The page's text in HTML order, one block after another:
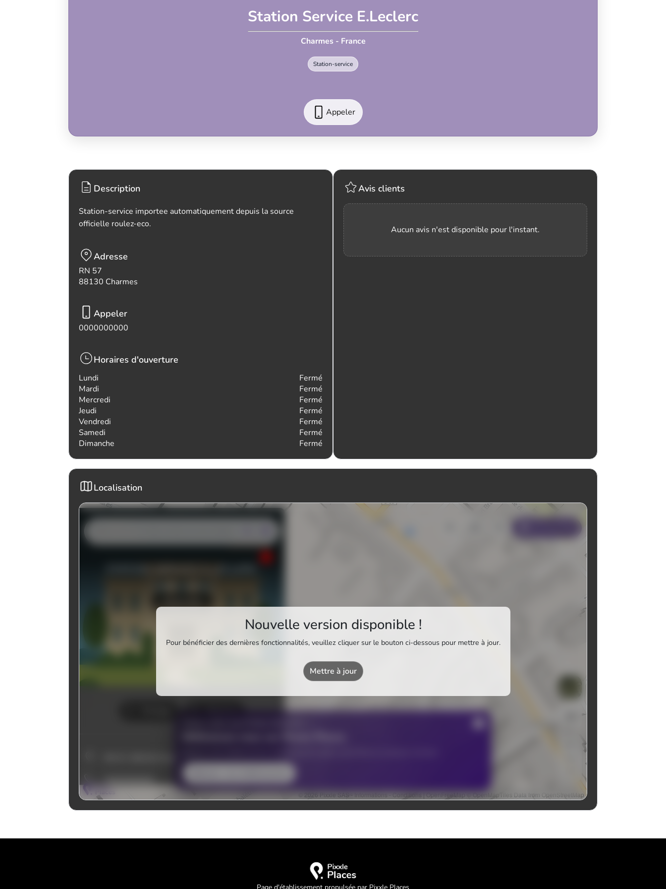
Station Service E.Leclerc
Charmes - France
Station-service
Appeler
Description
Station-service importee automatiquement depuis la source
officielle roulez-eco.
Adresse
RN 57
88130 Charmes
Appeler
0000000000
Horaires d'ouverture
Lundi
Fermé
Mardi
Fermé
Mercredi
Fermé
Jeudi
Fermé
Vendredi
Fermé
Samedi
Fermé
Dimanche
Fermé
Avis clients
Aucun avis n'est disponible pour l'instant.
Localisation